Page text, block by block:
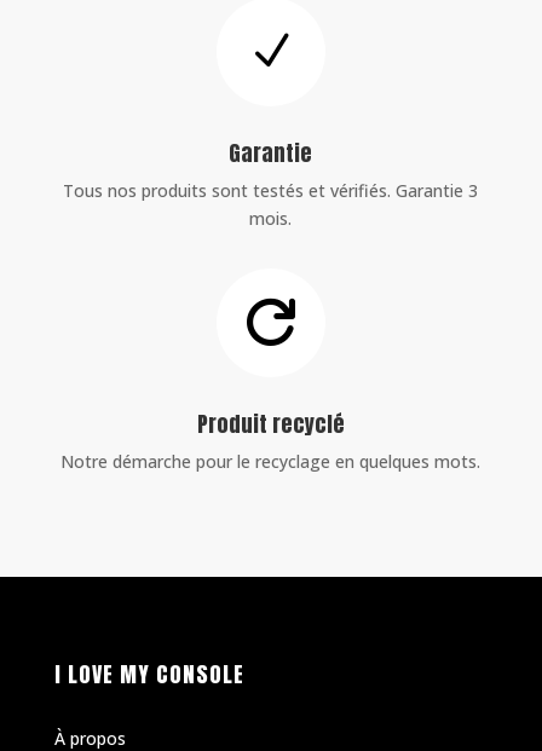
N
Garantie
Tous nos produits sont testés et vérifiés. Garantie 3
mois.

Produit recyclé
Notre démarche pour le recyclage en quelques mots.
I LOVE MY CONSOLE
À propos